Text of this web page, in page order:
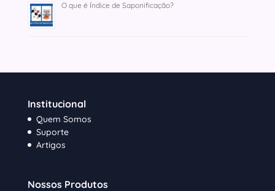
O que é Índice de Saponificação?
Institucional
Quem Somos
Suporte
Artigos
Nossos Produtos